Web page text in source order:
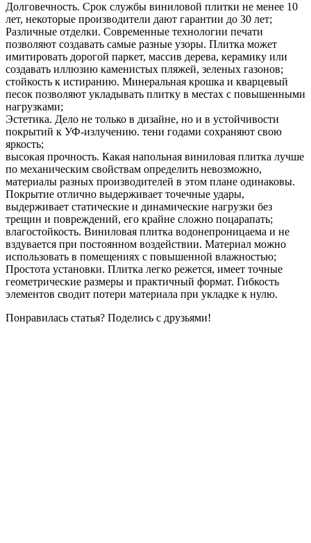
Долговечность. Срок службы виниловой плитки не менее 10
лет, некоторые производители дают гарантии до 30 лет;
Различные отделки. Современные технологии печати
позволяют создавать самые разные узоры. Плитка может
имитировать дорогой паркет, массив дерева, керамику или
создавать иллюзию каменистых пляжей, зеленых газонов;
стойкость к истиранию. Минеральная крошка и кварцевый
песок позволяют укладывать плитку в местах с повышенными
нагрузками;
Эстетика. Дело не только в дизайне, но и в устойчивости
покрытий к УФ-излучению. тени годами сохраняют свою
яркость;
высокая прочность. Какая напольная виниловая плитка лучше
по механическим свойствам определить невозможно,
материалы разных производителей в этом плане одинаковы.
Покрытие отлично выдерживает точечные удары,
выдерживает статические и динамические нагрузки без
трещин и повреждений, его крайне сложно поцарапать;
влагостойкость. Виниловая плитка водонепроницаема и не
вздувается при постоянном воздействии. Материал можно
использовать в помещениях с повышенной влажностью;
Простота установки. Плитка легко режется, имеет точные
геометрические размеры и практичный формат. Гибкость
элементов сводит потери материала при укладке к нулю.
Понравилась статья? Поделись с друзьями!